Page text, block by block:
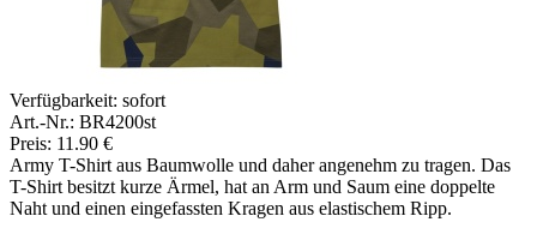
Verfügbarkeit: sofort
Art.-Nr.: BR4200st
Preis: 11.90 €
Army T-Shirt aus Baumwolle und daher angenehm zu tragen. Das
T-Shirt besitzt kurze Ärmel, hat an Arm und Saum eine doppelte
Naht und einen eingefassten Kragen aus elastischem Ripp.